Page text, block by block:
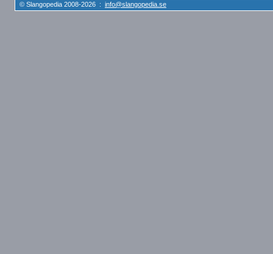
© Slangopedia 2008-2026 : info@slangopedia.se